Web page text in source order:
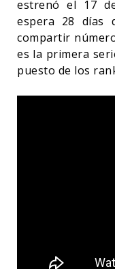
estrenó el 17
espera 28 días
compartir
es la primera
puesto de los